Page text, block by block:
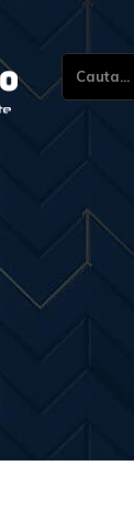
Cauta...